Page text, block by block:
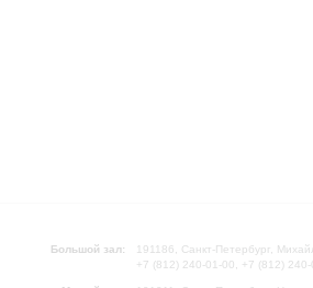
Большой зал:
191186, Санкт-Петербург,
+7 (812) 240-01-00, +7 (812) 240-